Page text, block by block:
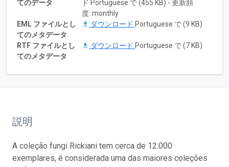
てのデータ
ド Portuguese で (455 KB) - 更新頻
度: monthly
EML ファイルとし
てのメタデータ
ダウンロード Portuguese で (9 KB)
RTF ファイルとし
てのメタデータ
ダウンロード Portuguese で (7 KB)
説明
A coleção fungi Rickiani tem cerca de 12.000
exemplares, é considerada uma das maiores coleções